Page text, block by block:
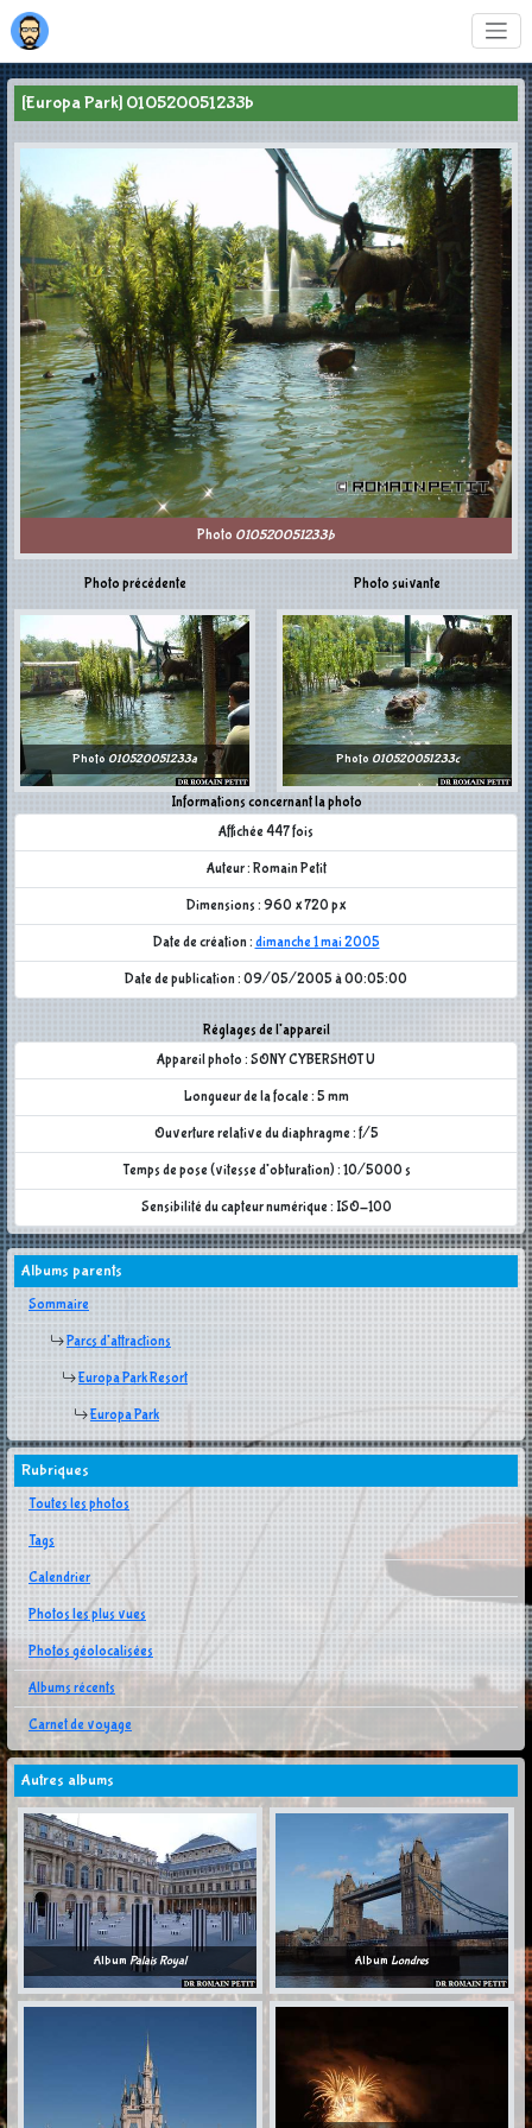
[Europa Park] 010520051233b
Photo 010520051233b
Photo précédente
Photo 010520051233a
Informations concernant la photo
Affichée 447 fois
Auteur : Romain Petit
Dimensions : 960 x 720 px
Date de création : dimanche 1 mai 2005
Date de publication : 09/05/2005 à 00:05:00
Réglages de l'appareil
Appareil photo : SONY CYBERSHOT U
Longueur de la focale : 5 mm
Ouverture relative du diaphragme : f/5
Temps de pose (vitesse d'obturation) : 10/5000 s
Sensibilité du capteur numérique : ISO-100
Photo suivante
Photo 010520051233c
Albums parents
Sommaire
Parcs d'attractions
Europa Park Resort
Europa Park
Rubriques
Toutes les photos
Tags
Calendrier
Photos les plus vues
Photos géolocalisées
Albums récents
Carnet de voyage
Autres albums
Album Palais Royal Album Londres